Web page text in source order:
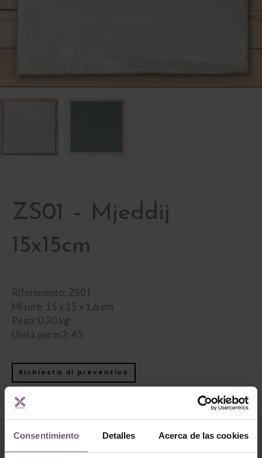
Consentimiento Detalles Acerca de las cookies
ZS01 – Mjeddij
15x15cm
Riferimento: ZS01
Misure: 15 x 15 x 1,6 cm
Peso: 0.30 kg
Unità per m2: 45
Richiesta di preventivo
Prodotti Correlati